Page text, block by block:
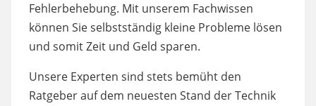
Fehlerbehebung. Mit unserem Fachwissen
können Sie selbstständig kleine Probleme lösen
und somit Zeit und Geld sparen.
Unsere Experten sind stets bemüht den
Ratgeber auf dem neuesten Stand der Technik